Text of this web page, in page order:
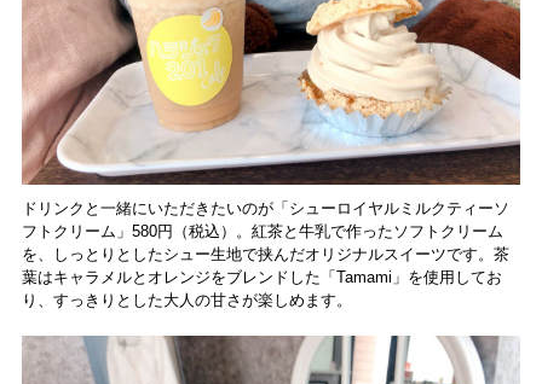
ドリンクと一緒にいただきたいのが「シューロイヤルミルクティーソ
フトクリーム」580円（税込）。紅茶と牛乳で作ったソフトクリーム
を、しっとりとしたシュー生地で挟んだオリジナルスイーツです。茶
葉はキャラメルとオレンジをブレンドした「Tamami」を使用してお
り、すっきりとした大人の甘さが楽しめます。